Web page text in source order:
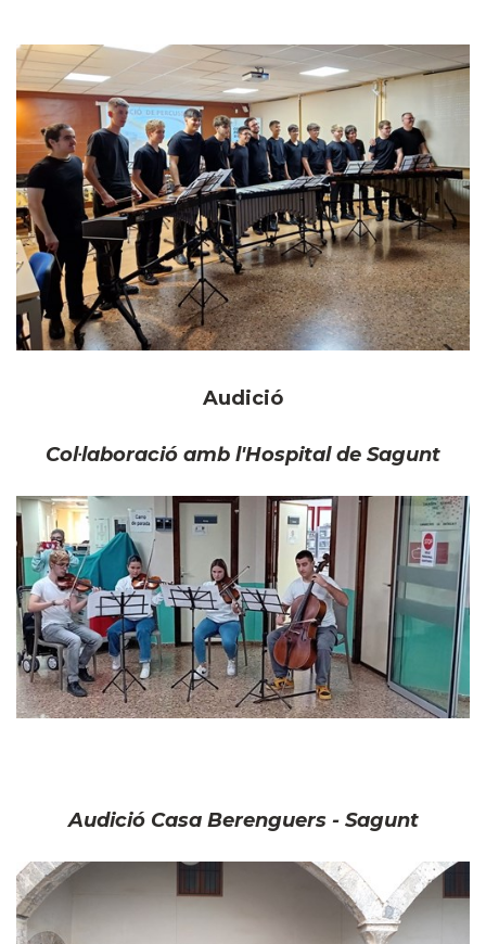
Audició
Col·laboració amb l'Hospital de Sagunt
Audició Casa Berenguers - Sagunt